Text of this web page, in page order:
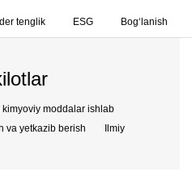
tenglik ESG Bog‘lanish
moddalar ishlab
va yetkazib berish
Ilmiy